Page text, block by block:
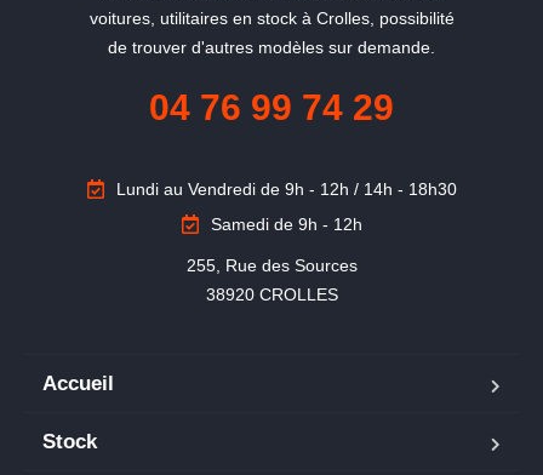
voitures, utilitaires en stock à Crolles, possibilité
de trouver d'autres modèles sur demande.
04 76 99 74 29
Lundi au Vendredi de 9h - 12h / 14h - 18h30
Samedi de 9h - 12h
255, Rue des Sources
38920 CROLLES
Accueil
Stock